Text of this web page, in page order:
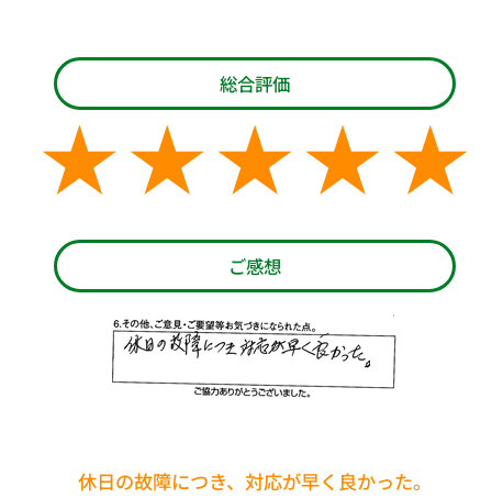
総合評価
ご感想
休日の故障につき、対応が早く良かった。